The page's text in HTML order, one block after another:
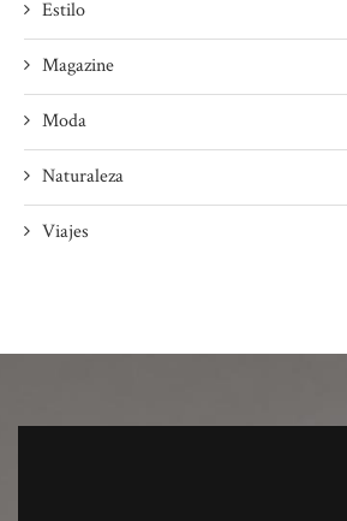
Estilo
Magazine
Moda
Naturaleza
Viajes